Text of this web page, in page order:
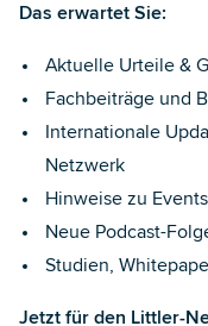
Das erwartet Sie:
Aktuelle Urteile &
Fachbeiträge und
Internationale
Netzwerk
Hinweise zu
Neue Podcast-
Studien,
Jetzt für den Littler-